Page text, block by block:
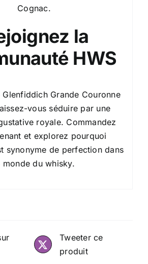
Cognac.
la
HWS
Grande Couronne
vous séduire par une
royale. Commandez
et explorez pourquoi
synonyme de perfection dans
monde du whisky.
Tweeter ce
produit